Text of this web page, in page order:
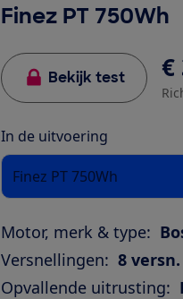
Finez PT 750Wh
Bekijk test €
In de uitvoering
Finez PT 750Wh
Motor, merk & type:
Versnellingen: 8
Opvallende uitrusting: